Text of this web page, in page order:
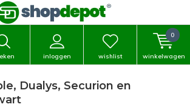
inloggen wishlist winkelwagen
0
Dualys, Securion en